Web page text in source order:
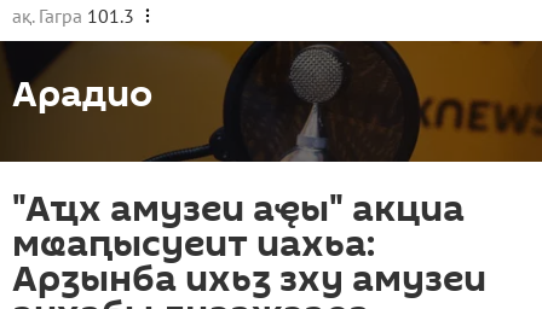
ақ. Гагра 101.3
Арадио
"Аҵх амузеи аҿы" акциа
мҩаԥысуеит иахьа:
Арӡынба ихьӡ зху амузеи